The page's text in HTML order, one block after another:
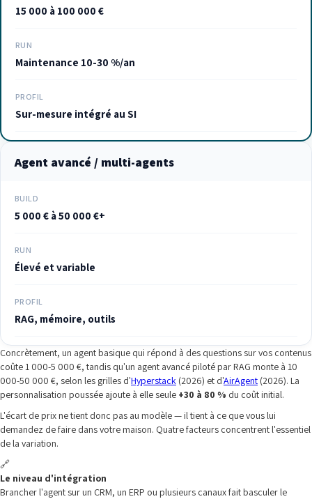
15 000 à 100 000 €
RUN
Maintenance 10-30 %/an
PROFIL
Sur-mesure intégré au SI
Agent avancé / multi-agents
BUILD
5 000 € à 50 000 €+
RUN
Élevé et variable
PROFIL
RAG, mémoire, outils
Concrètement, un agent basique qui répond à des questions sur vos contenus
coûte 1 000-5 000 €, tandis qu'un agent avancé piloté par RAG monte à 10
000-50 000 €, selon les grilles d'Hyperstack (2026) et d'AirAgent (2026). La
personnalisation poussée ajoute à elle seule +30 à 80 % du coût initial.
L'écart de prix ne tient donc pas au modèle — il tient à ce que vous lui
demandez de faire dans votre maison. Quatre facteurs concentrent l'essentiel
de la variation.
🔗
Le niveau d'intégration
Brancher l'agent sur un CRM, un ERP ou plusieurs canaux fait basculer le